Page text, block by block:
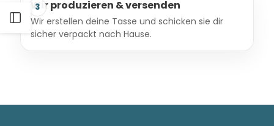
Seitenleiste
3
Wir produzieren & versenden
Wir erstellen deine Tasse und schicken sie dir
sicher verpackt nach Hause.